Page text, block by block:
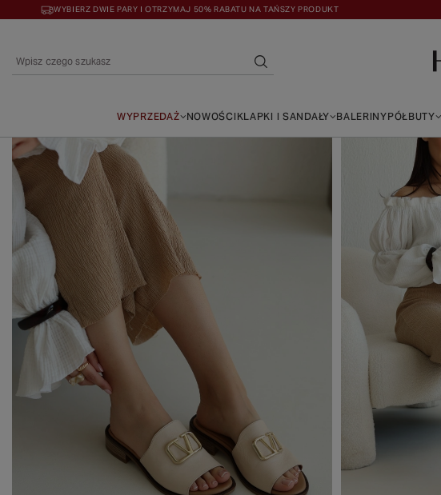
WYBIERZ DWIE PARY I OTRZYMAJ 50% RABATU NA TAŃSZY PRODUKT
WYPRZEDAŻ NOWOŚCI KLAPKI I SANDAŁY BALERINYPÓŁBUTY